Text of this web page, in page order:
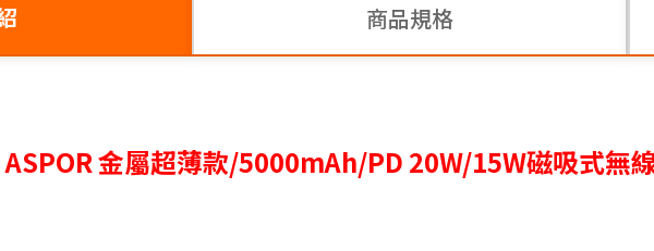
商品規格
ASPOR 金屬超薄款/5000mAh/PD 20W/15W磁吸式無